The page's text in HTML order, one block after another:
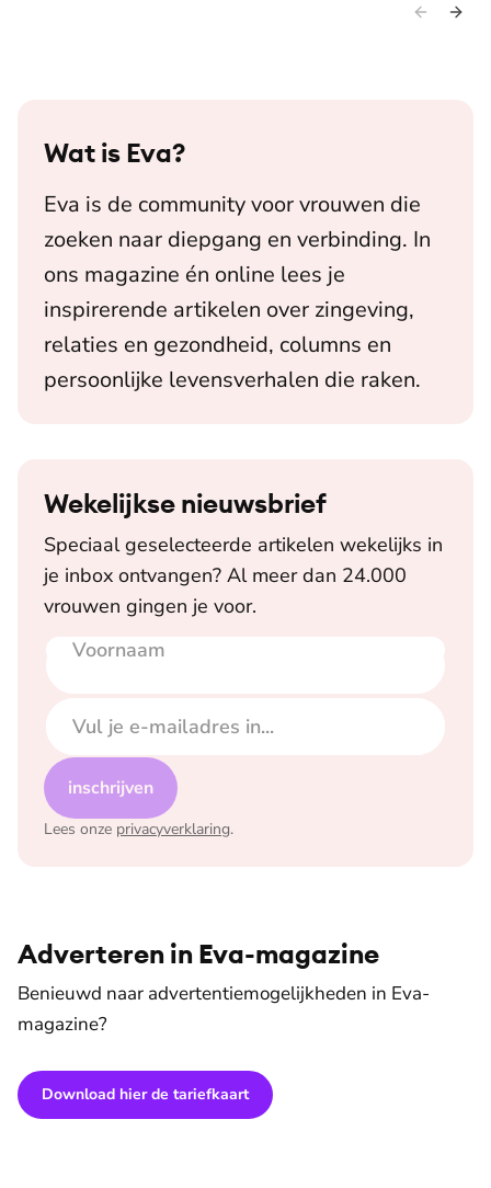
Wat is Eva?
Eva is de community voor vrouwen die
zoeken naar diepgang en verbinding. In
ons magazine én online lees je
inspirerende artikelen over zingeving,
relaties en gezondheid, columns en
persoonlijke levensverhalen die raken.
Wekelijkse nieuwsbrief
Speciaal geselecteerde artikelen wekelijks in
je inbox ontvangen? Al meer dan 24.000
vrouwen gingen je voor.
Voornaam
E-mailadres
inschrijven
Lees onze privacyverklaring.
Adverteren in Eva-magazine
Benieuwd naar advertentiemogelijkheden in Eva-
magazine?
Download hier de tariefkaart